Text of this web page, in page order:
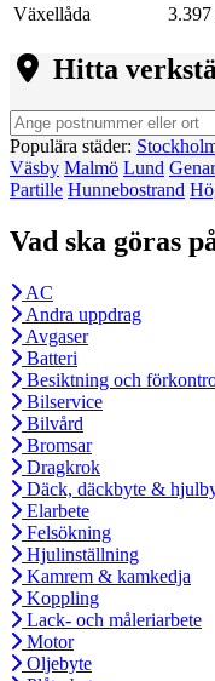
Växellåda
Hitta
Populära städer:
Väsby Malmö Lund
Partille Hunnebostrand
Vad ska göras
AC
Andra uppdrag
Avgaser
Batteri
Besiktning och
Bilservice
Bilvård
Bromsar
Dragkrok
Däck, däckbyte &
Elarbete
Felsökning
Hjulinställning
Kamrem & kamkedja
Koppling
Lack- och måleriarbete
Motor
Oljebyte